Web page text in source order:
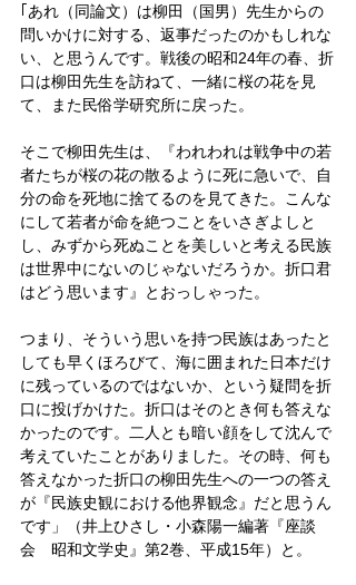
｢あれ（同論文）は柳田（国男）先生からの
問いかけに対する、返事だったのかもしれな
い、と思うんです。戦後の昭和24年の春、折
口は柳田先生を訪ねて、一緒に桜の花を見
て、また民俗学研究所に戻った。
そこで柳田先生は、『われわれは戦争中の若
者たちが桜の花の散るように死に急いで、自
分の命を死地に捨てるのを見てきた。こんな
にして若者が命を絶つことをいさぎよしと
し、みずから死ぬことを美しいと考える民族
は世界中にないのじゃないだろうか。折口君
はどう思います』とおっしゃった。
つまり、そういう思いを持つ民族はあったと
しても早くほろびて、海に囲まれた日本だけ
に残っているのではないか、という疑問を折
口に投げかけた。折口はそのとき何も答えな
かったのです。二人とも暗い顔をして沈んで
考えていたことがありました。その時、何も
答えなかった折口の柳田先生への一つの答え
が『民族史観における他界観念』だと思うん
です」（井上ひさし・小森陽一編著『座談
会　昭和文学史』第2巻、平成15年）と。